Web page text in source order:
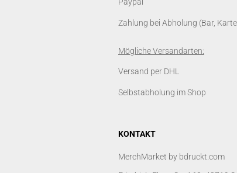
Zahlung bei Abholung (Bar,
Mögliche Versandarten:
Versand per DHL
Selbstabholung im Shop
KONTAKT
MerchMarket by bdruckt.com